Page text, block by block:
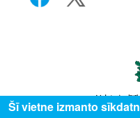
Šī vietne izmanto